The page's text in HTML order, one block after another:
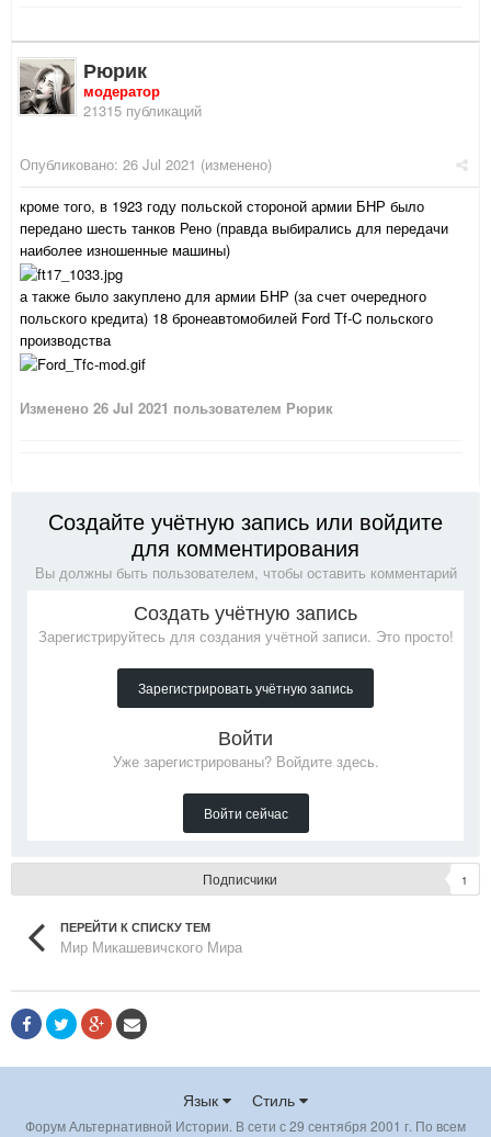
Рюрик
модератор
21315 публикаций
Опубликовано: 26 Jul 2021 (изменено)
кроме того, в 1923 году польской стороной армии БНР было
передано шесть танков Рено (правда выбирались для передачи
наиболее изношенные машины)
а также было закуплено для армии БНР (за счет очередного
польского кредита) 18 бронеавтомобилей Ford Tf-C польского
производства
Изменено 26 Jul 2021 пользователем Рюрик
Создайте учётную запись или войдите
для комментирования
Вы должны быть пользователем, чтобы оставить комментарий
Создать учётную запись
Зарегистрируйтесь для создания учётной записи. Это просто!
Зарегистрировать учётную запись
Войти
Уже зарегистрированы? Войдите здесь.
Войти сейчас
Подписчики 1
ПЕРЕЙТИ К СПИСКУ ТЕМ
Мир Микашевичского Мира
Язык Стиль
Форум Альтернативной Истории. В сети с 29 сентября 2001 г. По всем